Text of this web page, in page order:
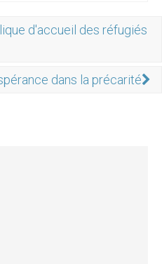
d'accueil des réfugiés
dans la précarité